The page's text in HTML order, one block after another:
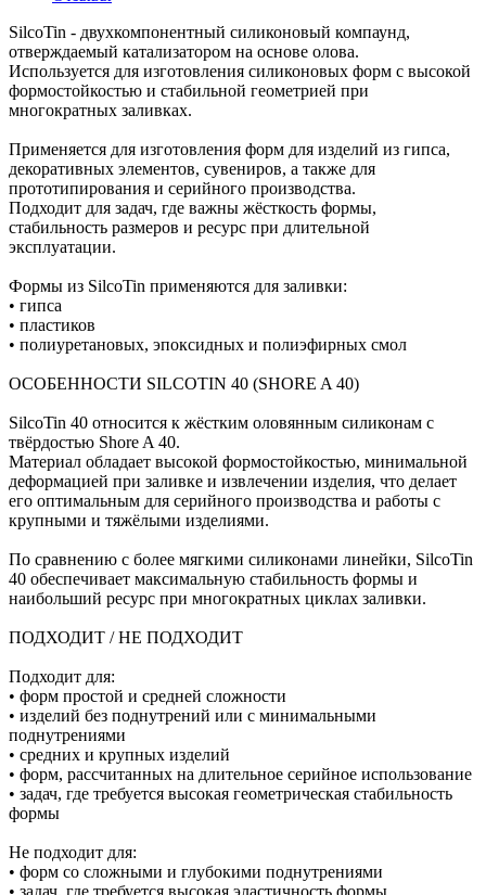
SilcoTin - двухкомпонентный силиконовый компаунд,
отверждаемый катализатором на основе олова.
Используется для изготовления силиконовых форм с высокой
формостойкостью и стабильной геометрией при
многократных заливках.
Применяется для изготовления форм для изделий из гипса,
декоративных элементов, сувениров, а также для
прототипирования и серийного производства.
Подходит для задач, где важны жёсткость формы,
стабильность размеров и ресурс при длительной
эксплуатации.
Формы из SilcoTin применяются для заливки:
• гипса
• пластиков
• полиуретановых, эпоксидных и полиэфирных смол
ОСОБЕННОСТИ SILCOTIN 40 (SHORE A 40)
SilcoTin 40 относится к жёстким оловянным силиконам с
твёрдостью Shore A 40.
Материал обладает высокой формостойкостью, минимальной
деформацией при заливке и извлечении изделия, что делает
его оптимальным для серийного производства и работы с
крупными и тяжёлыми изделиями.
По сравнению с более мягкими силиконами линейки, SilcoTin
40 обеспечивает максимальную стабильность формы и
наибольший ресурс при многократных циклах заливки.
ПОДХОДИТ / НЕ ПОДХОДИТ
Подходит для:
• форм простой и средней сложности
• изделий без поднутрений или с минимальными
поднутрениями
• средних и крупных изделий
• форм, рассчитанных на длительное серийное использование
• задач, где требуется высокая геометрическая стабильность
формы
Не подходит для:
• форм со сложными и глубокими поднутрениями
• задач, где требуется высокая эластичность формы